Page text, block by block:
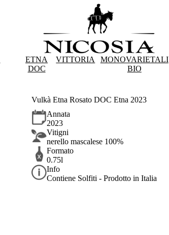
ETNA
DOC
VITTORIA
MONOVARIETALI
BIO
Vulkà Etna Rosato DOC Etna 2023
Annata
2023
Vitigni
nerello mascalese 100%
Formato
0.75l
Info
Contiene Solfiti - Prodotto in Italia